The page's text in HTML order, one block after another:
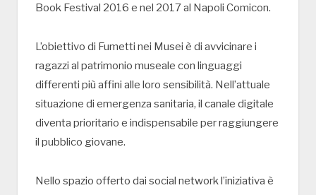
Book Festival 2016 e nel 2017 al Napoli Comicon.
L’obiettivo di Fumetti nei Musei è di avvicinare i
ragazzi al patrimonio museale con linguaggi
differenti più affini alle loro sensibilità. Nell’attuale
situazione di emergenza sanitaria, il canale digitale
diventa prioritario e indispensabile per raggiungere
il pubblico giovane.
Nello spazio offerto dai social network l’iniziativa è